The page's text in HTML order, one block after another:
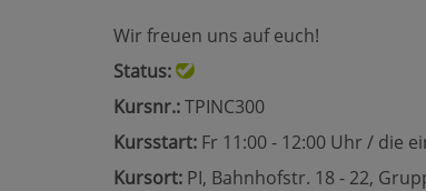
Wir freuen uns auf euch!
Status:
Kursnr.:TPINC300
Kursstart: Fr 11:00 - 12:00 Uhr / die
Kursort: PI, Bahnhofstr. 18 - 22,